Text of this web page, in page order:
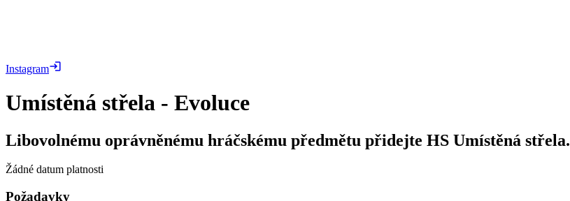
Instagram
Umístěná střela - Evoluce
Libovolnému oprávněnému hráčskému předmětu přidejte HS Umístěná střela.
Žádné datum platnosti
Požadavky